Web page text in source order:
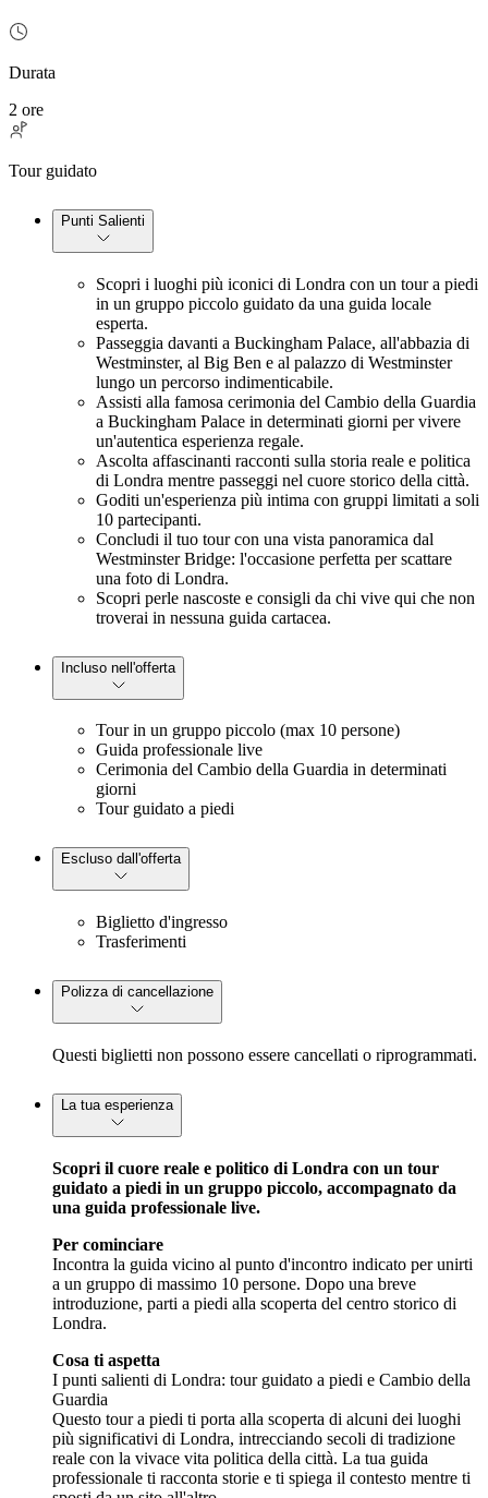
Durata
2 ore
Tour guidato
Punti Salienti
Scopri i luoghi più iconici di Londra con un tour a piedi
in un gruppo piccolo guidato da una guida locale
esperta.
Passeggia davanti a Buckingham Palace, all'abbazia di
Westminster, al Big Ben e al palazzo di Westminster
lungo un percorso indimenticabile.
Assisti alla famosa cerimonia del Cambio della Guardia
a Buckingham Palace in determinati giorni per vivere
un'autentica esperienza regale.
Ascolta affascinanti racconti sulla storia reale e politica
di Londra mentre passeggi nel cuore storico della città.
Goditi un'esperienza più intima con gruppi limitati a soli
10 partecipanti.
Concludi il tuo tour con una vista panoramica dal
Westminster Bridge: l'occasione perfetta per scattare
una foto di Londra.
Scopri perle nascoste e consigli da chi vive qui che non
troverai in nessuna guida cartacea.
Incluso nell'offerta
Tour in un gruppo piccolo (max 10 persone)
Guida professionale live
Cerimonia del Cambio della Guardia in determinati
giorni
Tour guidato a piedi
Escluso dall'offerta
Biglietto d'ingresso
Trasferimenti
Polizza di cancellazione
Questi biglietti non possono essere cancellati o riprogrammati.
La tua esperienza
Scopri il cuore reale e politico di Londra con un tour
guidato a piedi in un gruppo piccolo, accompagnato da
una guida professionale live.
Per cominciare
Incontra la guida vicino al punto d'incontro indicato per unirti
a un gruppo di massimo 10 persone. Dopo una breve
introduzione, parti a piedi alla scoperta del centro storico di
Londra.
Cosa ti aspetta
I punti salienti di Londra: tour guidato a piedi e Cambio della
Guardia
Questo tour a piedi ti porta alla scoperta di alcuni dei luoghi
più significativi di Londra, intrecciando secoli di tradizione
reale con la vivace vita politica della città. La tua guida
professionale ti racconta storie e ti spiega il contesto mentre ti